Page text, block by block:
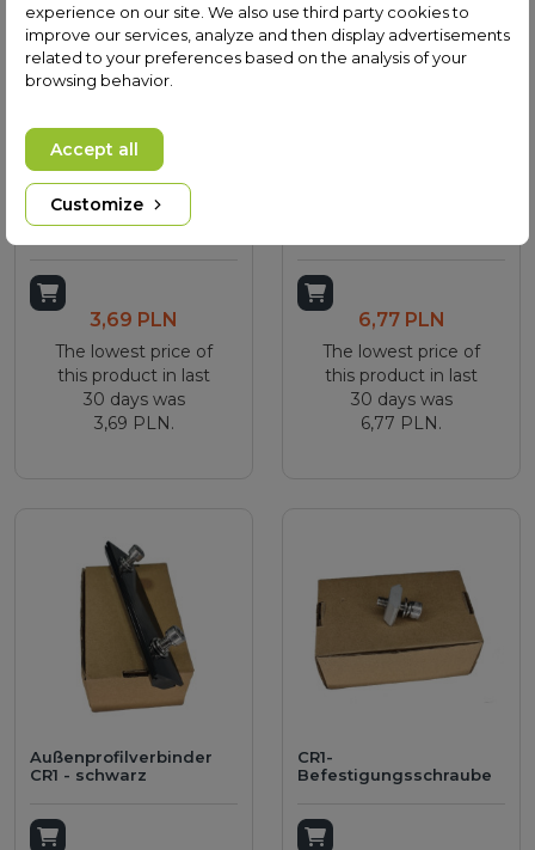
Erdungsanschlussprofil
Add to cart
3,69 PLN
The lowest price of
this product in last
30 days was
3,69 PLN.
Add to cart
6,77 PLN
The lowest price of
this product in last
30 days was
6,77 PLN.
Außenprofilverbinder
CR1 - schwarz
Add to cart
CR1-
Befestigungsschraube
Add to cart
experience on our site. We also use third party cookies to
improve our services, analyze and then display advertisements
related to your preferences based on the analysis of your
browsing behavior.
Customize
Accept all